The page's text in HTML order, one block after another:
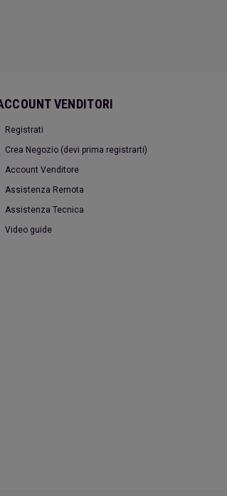
VENDITORI
Registrati
Crea Negozio (devi prima registrarti)
Account Venditore
Assistenza Remota
Assistenza Tecnica
Video guide